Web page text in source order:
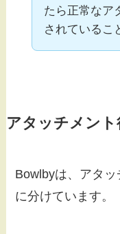
たら正常なア
されているこ
アタッチメン
Bowlbyは、アタ
に分けています。